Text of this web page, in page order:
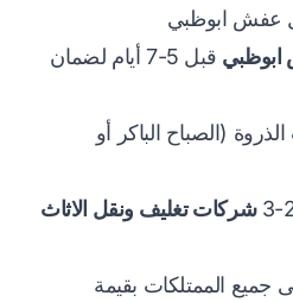
عفش ابوظبي
قبل 5-7 أيام لضمان
(الصباح الباكر أو
شركات تغليف ونقل الاثاث
جميع الممتلكات بقيمة